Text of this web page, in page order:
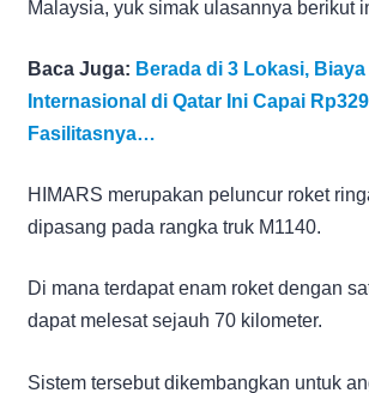
Malaysia, yuk simak ulasannya berikut
Baca Juga: Berada di 3 Lokasi, Biaya
Internasional di Qatar Ini Capai
Fasilitasnya…
HIMARS merupakan peluncur roket
dipasang pada rangka truk M1140.
Di mana terdapat enam roket dengan
dapat melesat sejauh 70 kilometer.
Sistem tersebut dikembangkan untuk